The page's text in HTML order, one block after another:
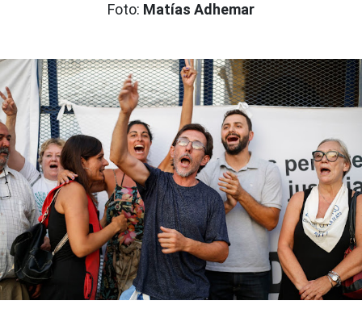
Foto: Matías Adhemar